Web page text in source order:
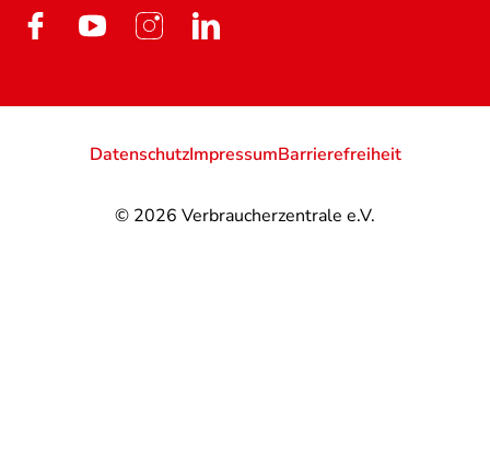
© 2026 Verbraucherzentrale e.V.
DatenschutzImpressumBarrierefreiheit